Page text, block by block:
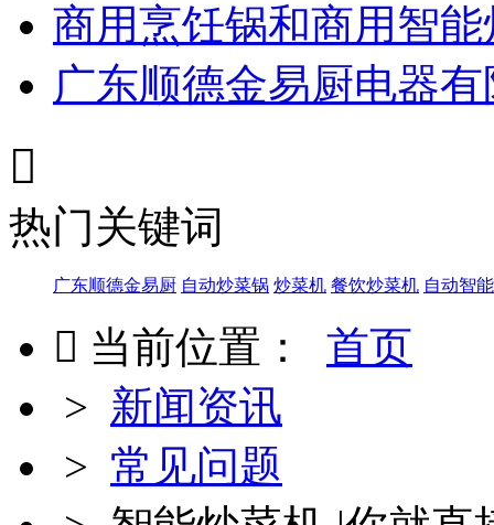
商用烹饪锅和商用智
广东顺德金易厨电器

热门关键词
广东顺德金易厨 自动炒菜锅 炒菜机 餐饮炒菜机 自动智
 当前位置： 首页
> 新闻资讯
> 常见问题